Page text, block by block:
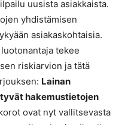
uusista asiakkaista.
yhdistämisen
asiakaskohtaisia.
tekee
riskiarvion ja tätä
Lainan
hakemustietojen
ovat nyt vallitsevasta